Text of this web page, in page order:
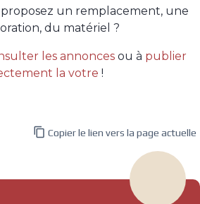
un remplacement, une
du matériel ?
les annoncesou à publier
la votre !
 Copier le lien vers la page actuelle